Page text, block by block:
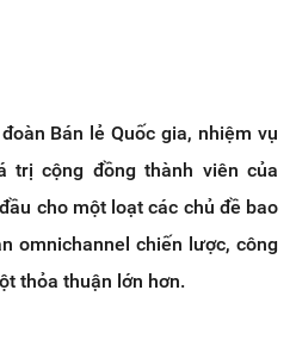
Bán lẻ Quốc gia, nhiệm vụ
trị cộng đồng thành viên của
cho một loạt các chủ đề bao
omnichannel chiến lược, công
thỏa thuận lớn hơn.